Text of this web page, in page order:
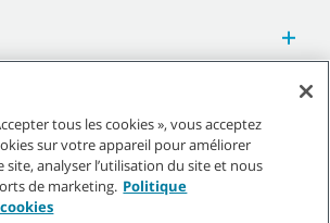
Tous droits réservés.
tous les cookies », vous acceptez
sur votre appareil pour améliorer
site, analyser l’utilisation du site et nous
de marketing. Politique